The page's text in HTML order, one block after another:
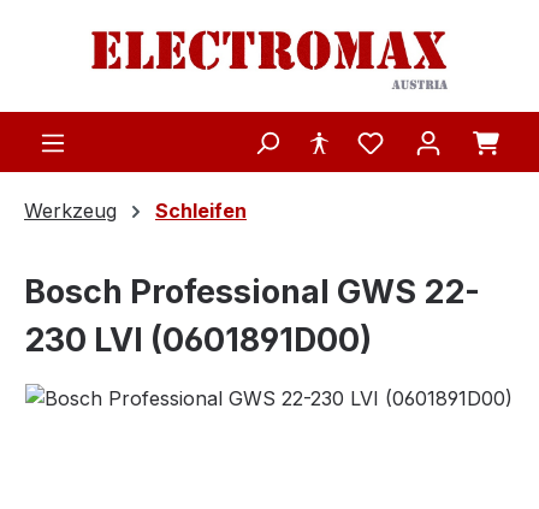
Zum Hauptinhalt springen
Werkzeug Schleifen
Bosch Professional GWS 22-
230 LVI (0601891D00)
Bildergalerie überspringen